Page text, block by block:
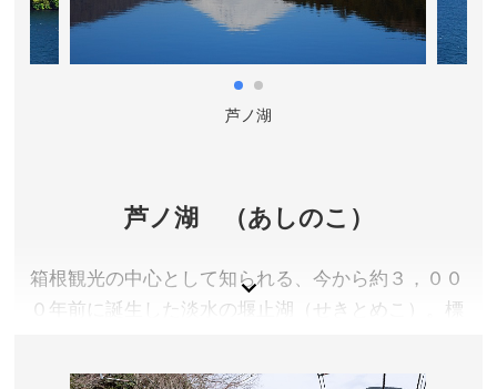
芦ノ湖
芦ノ湖 （あしのこ）
箱根観光の中心として知られる、今から約３，００
０年前に誕生した淡水の堰止湖（せきとめこ）。標
㎡、最深部は４３．５ｍあります。箱根・元箱根・